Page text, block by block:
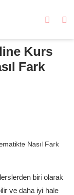
Kurs
Fark
biri olarak
ve daha iyi hale